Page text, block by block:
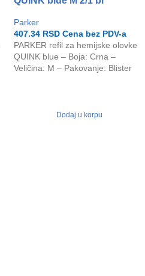
Parker
407.34 RSD Cena bez PDV-a
PARKER refil za hemijske olovke
QUINK blue – Boja: Crna –
Veličina: M – Pakovanje: Blister
Dodaj u korpu